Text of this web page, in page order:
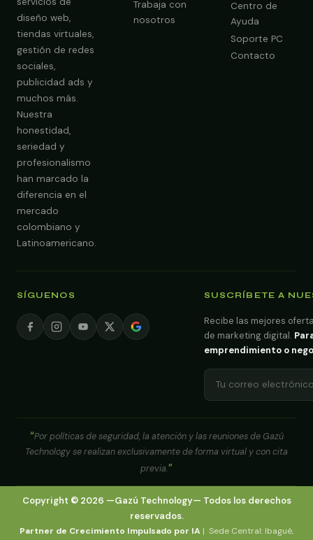
diseño web,
tiendas virtuales,
gestión de redes
sociales,
publicidad ads y
muchos más.
Nuestra
honestidad,
seriedad y
profesionalismo
han marcado la
diferencia en el
mercado
colombiano y
Latinoamericano.
Trabaja con
nosotros
Centro de
Ayuda
Soporte PC
Contacto
SÍGUENOS SUSCRÍBETE A
Recibe las mejores
de marketing digital.
emprendimiento o
Por políticas de seguridad, la atención y las reuniones de Gazú
Technology se realizan exclusivamente de forma virtual y con cita
previa.
Copyright © 2026 —Gazú Technology— Todos los derechos
reservados.
Partner de Crecimiento Impulsado por IA | Sede Central: Ibagué,